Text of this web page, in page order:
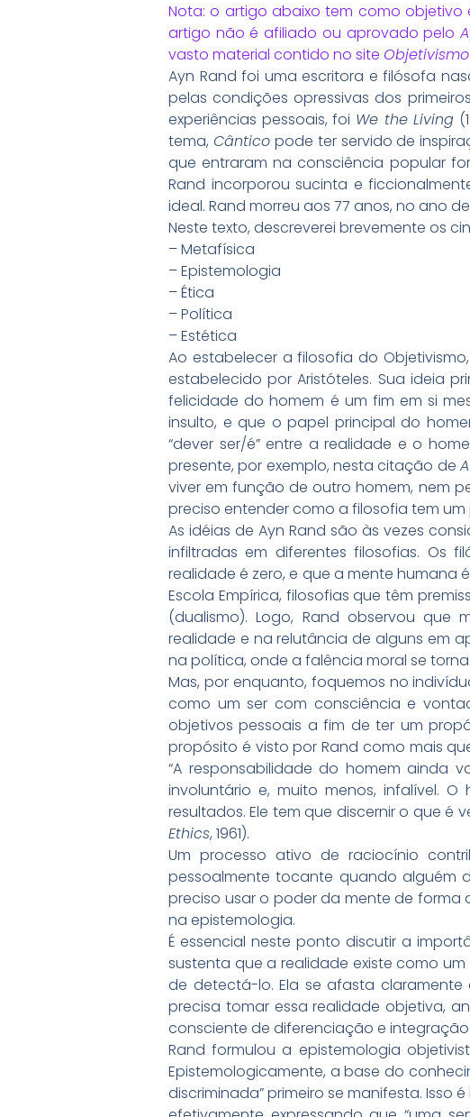
Nota: o artigo abaixo tem como objetivo
artigo não é afiliado ou aprovado pelo
vasto material contido no site
Ayn Rand foi uma escritora e filósofa
pelas condições opressivas dos
experiências pessoais, foi We the Living
tema, Cânticopode ter servido de
que entraram na consciência popular
Rand incorporou sucinta e
ideal. Rand morreu aos 77 anos, no ano de
Neste texto, descreverei brevemente os
– Metafísica
– Epistemologia
– Ética
– Política
– Estética
Ao estabelecer a filosofia do
estabelecido por Aristóteles. Sua ideia
felicidade do homem é um fim em si
insulto, e que o papel principal do
“dever ser/é” entre a realidade e o
presente, por exemplo, nesta citação de
viver em função de outro homem, nem
preciso entender como a filosofia tem um
As idéias de Ayn Rand são às vezes
infiltradas em diferentes filosofias. Os
realidade é zero, e que a mente humana
Escola Empírica, filosofias que têm
(dualismo). Logo, Rand observou que
realidade e na relutância de alguns em
na política, onde a falência moral se
Mas, por enquanto, foquemos no
como um ser com consciência e
objetivos pessoais a fim de ter um
propósito é visto por Rand como mais
“A responsabilidade do homem ainda
involuntário e, muito menos, infalível.
resultados. Ele tem que discernir o que é
Ethics, 1961).
Um processo ativo de raciocínio
pessoalmente tocante quando alguém
preciso usar o poder da mente de forma
na epistemologia.
É essencial neste ponto discutir a
sustenta que a realidade existe como
de detectá-lo. Ela se afasta
precisa tomar essa realidade objetiva,
consciente de diferenciação e
Rand formulou a epistemologia
Epistemologicamente, a base do
discriminada” primeiro se manifesta. Isso